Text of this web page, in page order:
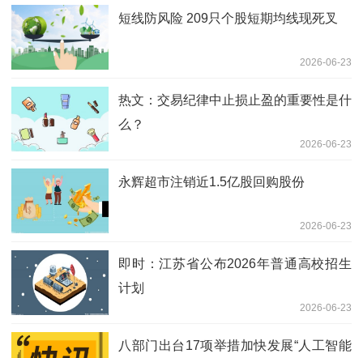
短线防风险 209只个股短期均线现死叉
2026-06-23
热文：交易纪律中止损止盈的重要性是什
么？
2026-06-23
永辉超市注销近1.5亿股回购股份
2026-06-23
即时：江苏省公布2026年普通高校招生
计划
2026-06-23
八部门出台17项举措加快发展“人工智能